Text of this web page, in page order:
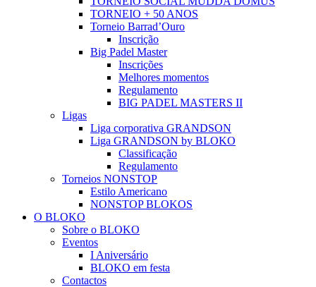
TORNEIO + 50 ANOS
Torneio Barrad’Ouro
Inscrição
Big Padel Master
Inscrições
Melhores momentos
Regulamento
BIG PADEL MASTERS II
Ligas
Liga corporativa GRANDSON
Liga GRANDSON by BLOKO
Classificação
Regulamento
Torneios NONSTOP
Estilo Americano
NONSTOP BLOKOS
O BLOKO
Sobre o BLOKO
Eventos
I Aniversário
BLOKO em festa
Contactos